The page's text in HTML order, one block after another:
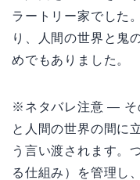
ラートリー家でした
り、人間の世界と鬼
めでもありました。
※ネタバレ注意 — そ
と人間の世界の間に
う言い渡されます。
る仕組み）を管理し